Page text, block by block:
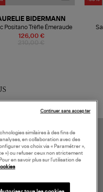
126,00 €
BIDERMANN
Positano Trèfle Émeraude
similaires à des fins de
en collaboration avec des
vos choix via « Paramétrer »,
») ou refuser ceux non strictement
en savoir plus sur l’utilisation de
Continuer sans accepter